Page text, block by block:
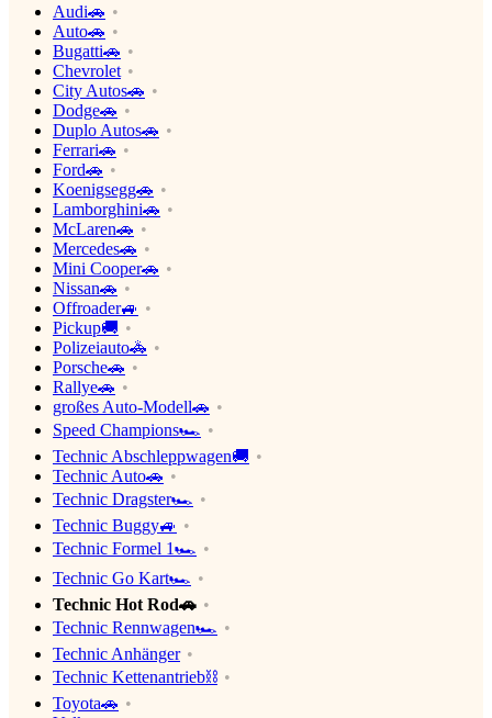
Audi🚗
Auto🚗
Bugatti🚗
Chevrolet
City Autos🚗
Dodge🚗
Duplo Autos🚗
Ferrari🚗
Ford🚗
Koenigsegg🚗
Lamborghini🚗
McLaren🚗
Mercedes🚗
Mini Cooper🚗
Nissan🚗
Offroader🚙
Pickup🚚
Polizeiauto🚓
Porsche🚗
Rallye🚗
großes Auto-Modell🚗
Speed Champions🏎
Technic Abschleppwagen🚚
Technic Auto🚗
Technic Dragster🏎
Technic Buggy🚙
Technic Formel 1🏎
Technic Go Kart🏎
Technic Hot Rod🚗
Technic Rennwagen🏎
Technic Anhänger
Technic Kettenantrieb⛓
Toyota🚗